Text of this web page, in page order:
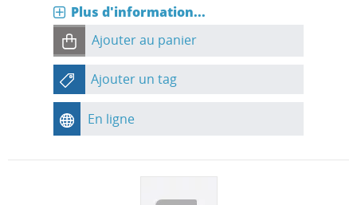
Plus d'information...
Ajouter au panier
Ajouter un tag
En ligne